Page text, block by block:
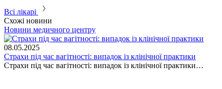
Всі лікарі
Схожі новини
Новини медичного центру
08.05.2025
Страхи під час вагітності: випадок із клінічної практики
Страхи під час вагітності: випадок із клінічної практики…